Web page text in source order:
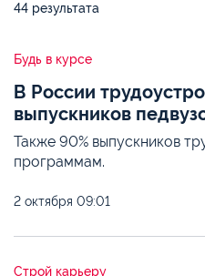
44 результата
Будь в курсе
В России
выпускников
Также 90% выпускников
программам.
2 октября 09:01
Строй карьеру